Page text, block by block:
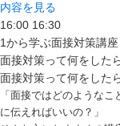
内容を見る
16:00 16:30
1から学ぶ面接対策講座
面接対策って何をした
面接対策って何をした
「面接ではどのような
に伝えればいいの？」